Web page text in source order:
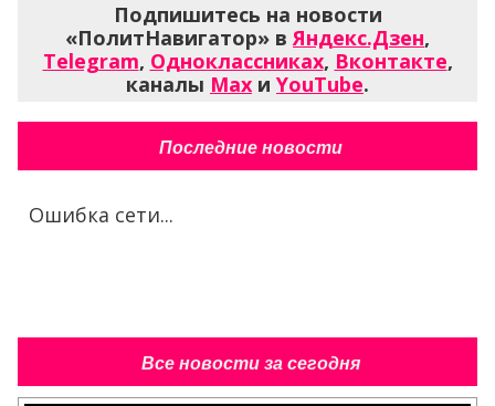
Подпишитесь на новости
«ПолитНавигатор» вЯндекс.Дзен,
Telegram, Одноклассниках, Вконтакте,
каналы Max и YouTube.
Последние новости
Ошибка сети...
Все новости за сегодня